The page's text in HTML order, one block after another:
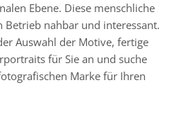
Ebene. Diese menschliche
Betrieb nahbar und interessant.
Auswahl der Motive, fertige
für Sie an und suche
Marke für Ihren